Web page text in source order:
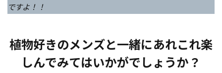
ですよ！！
植物好きのメンズと一緒にあれこれ楽
しんでみてはいかがでしょうか？